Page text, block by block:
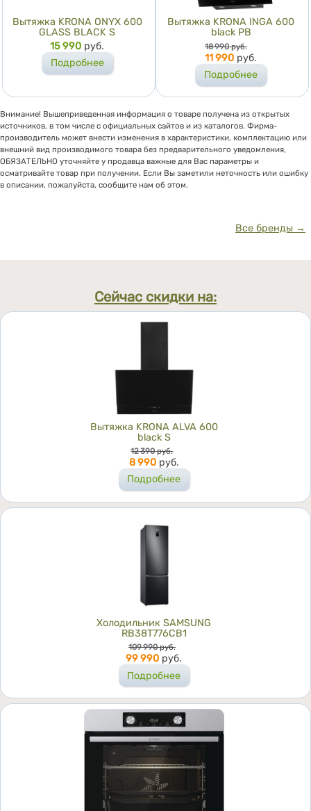
Вытяжка KRONA ONYX 600
GLASS BLACK S
Цена
15 990 руб.
Подробнее
Вытяжка KRONA INGA 600
black PB
Цена
18 990 руб.
11 990 руб.
Подробнее
Внимание! Вышеприведенная информация о товаре получена из открытых
источников, в том числе с официальных сайтов и из каталогов. Фирма-
производитель может внести изменения в характеристики, комплектацию или
внешний вид производимого товара без предварительного уведомления,
ОБЯЗАТЕЛЬНО уточняйте у продавца важные для Вас параметры и
осматривайте товар при получении. Если Вы заметили неточность или ошибку
в описании, пожалуйста, сообщите нам об этом.
Все бренды →
Сейчас скидки на:
Вытяжка KRONA ALVA 600
black S
Цена
12 390 руб.
8 990 руб.
Подробнее
Холодильник SAMSUNG
RB38T776CB1
Цена
109 990 руб.
99 990 руб.
Подробнее